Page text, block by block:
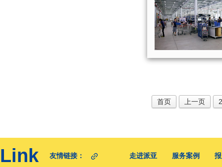
首页 上一页
Link 友情链接： 走进派亚 服务案例